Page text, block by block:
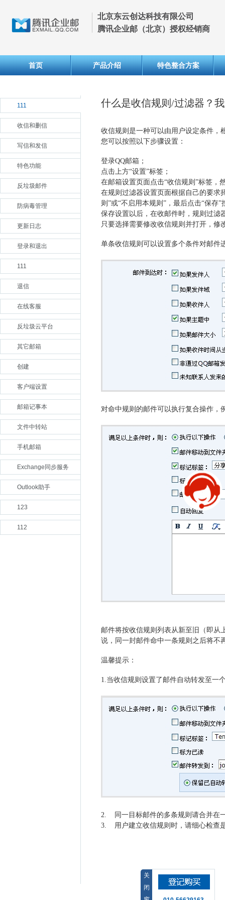
北京东云创达科技有限公司
腾讯企业邮（北京）授权经销商
首页 产品介绍 特色整合方案
111
收信和删信
写信和发信
特色功能
反垃圾邮件
防病毒管理
更新日志
登录和退出
111
退信
在线客服
反垃圾云平台
其它邮箱
创建
客户端设置
邮箱记事本
文件中转站
手机邮箱
Exchange同步服务
Outlook助手
123
112
什么是收信规则/过滤器？
收信规则是一种可以由用户设定条件，
您可以按照以下步骤设置：
登录QQ邮箱；
点击上方“设置”标签；
在邮箱设置页面点击“收信规则”标签，
在规则过滤器设置页面根据自己的要求
则”或“不启用本规则”，最后点击“保存”
保存设置以后，在收邮件时，规则过滤
只要选择需要修改收信规则并打开，修
单条收信规则可以设置多个条件对邮件
对命中规则的邮件可以执行复合操作，
邮件将按收信规则列表从新至旧（即从
说，同一封邮件命中一条规则之后将不
温馨提示：
1.当收信规则设置了邮件自动转发至一
2. 同一目标邮件的多条规则请合并在
3. 用户建立收信规则时，请细心检查
关
闭